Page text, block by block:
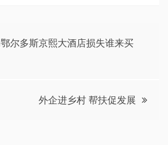
尔多斯京熙大酒店损失谁来买
外企进乡村 帮扶促发展